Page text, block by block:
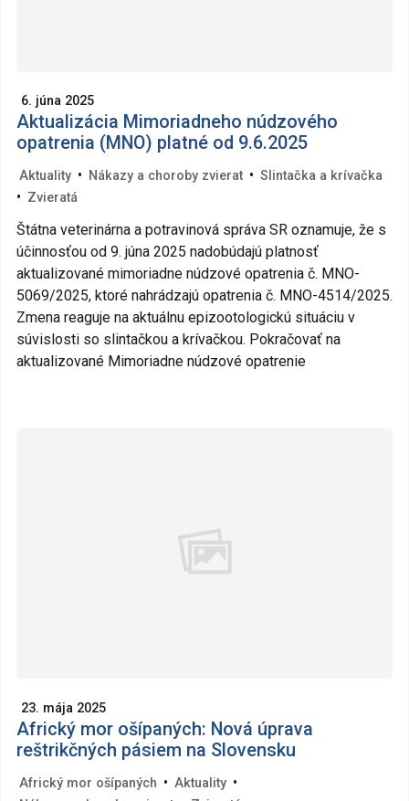
6. júna 2025
Aktualizácia Mimoriadneho núdzového
opatrenia (MNO) platné od 9.6.2025
Aktuality • Nákazy a choroby zvierat • Slintačka a krívačka
• Zvieratá
Štátna veterinárna a potravinová správa SR oznamuje, že s
účinnosťou od 9. júna 2025 nadobúdajú platnosť
aktualizované mimoriadne núdzové opatrenia č. MNO-
5069/2025, ktoré nahrádzajú opatrenia č. MNO-4514/2025.
Zmena reaguje na aktuálnu epizootologickú situáciu v
súvislosti so slintačkou a krívačkou. Pokračovať na
aktualizované Mimoriadne núdzové opatrenie
23. mája 2025
Africký mor ošípaných: Nová úprava
reštrikčných pásiem na Slovensku
Africký mor ošípaných • Aktuality •